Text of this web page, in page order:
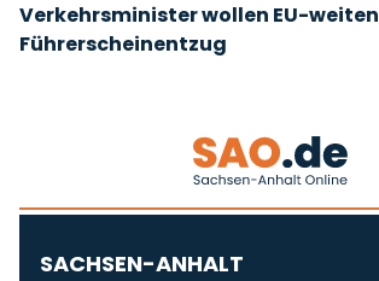
Verkehrsminister wollen EU-weiten
Führerscheinentzug
SACHSEN-ANHALT